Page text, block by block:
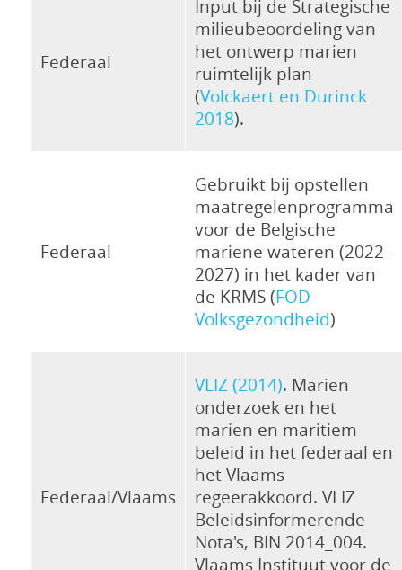
Federaal
Input bij de Strategische
milieubeoordeling van
het ontwerp marien
ruimtelijk plan
(Volckaert en Durinck
2018).
Federaal
Gebruikt bij opstellen
maatregelenprogramma
voor de Belgische
mariene wateren (2022-
2027) in het kader van
de KRMS (FOD
Volksgezondheid)
Federaal/Vlaams
VLIZ (2014). Marien
onderzoek en het
marien en maritiem
beleid in het federaal en
het Vlaams
regeerakkoord. VLIZ
Beleidsinformerende
Nota's, BIN 2014_004.
Vlaams Instituut voor de